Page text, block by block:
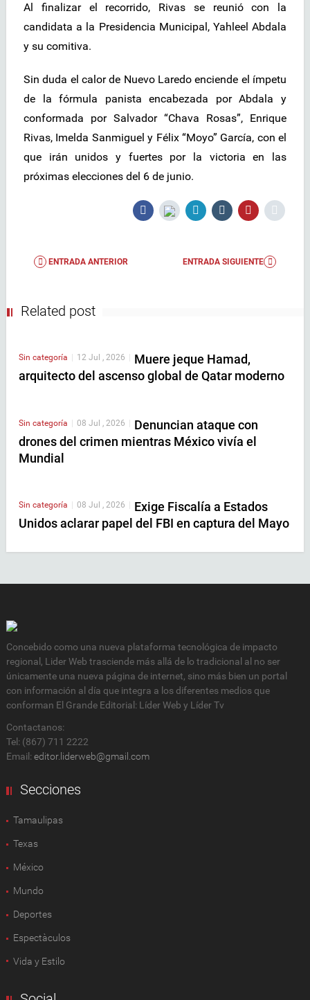
Al finalizar el recorrido, Rivas se reunió con la
candidata a la Presidencia Municipal, Yahleel Abdala
y su comitiva.
Sin duda el calor de Nuevo Laredo enciende el ímpetu
de la fórmula panista encabezada por Abdala y
conformada por Salvador “Chava Rosas”, Enrique
Rivas, Imelda Sanmiguel y Félix “Moyo” García, con el
que irán unidos y fuertes por la victoria en las
próximas elecciones del 6 de junio.
ENTRADA ANTERIOR ENTRADA SIGUIENTE
Related post
Sin categoría 12 Jul , 2026
Muere jeque Hamad,
arquitecto del ascenso global de Qatar moderno
Sin categoría | 08 Jul , 2026 | Denuncian ataque con
drones del crimen mientras México vivía el
Mundial
Sin categoría 08 Jul , 2026
Exige Fiscalía a Estados
Unidos aclarar papel del FBI en captura del Mayo
Concebido como una nueva plataforma tecnológica de impacto
regional, Lider Web trasciende más allá de lo tradicional al no ser
únicamente una nueva página de internet, sino más bien un portal
con información al día que integra a los diferentes medios que
conforman El Grande Editorial: Líder Web y Líder Tv
Contactanos:
Tel: (867) 711 2222
Email: editor.liderweb@gmail.com
Secciones
Tamaulipas
Texas
México
Mundo
Deportes
Espectàculos
Vida y Estilo